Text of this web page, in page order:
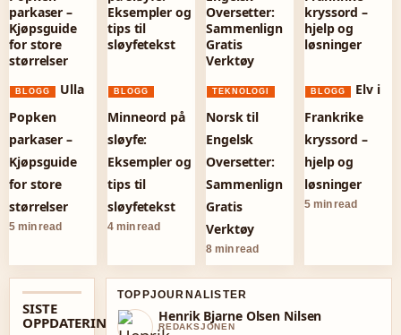
BLOGG
Ulla
Popken
parkaser –
Kjøpsguide
for store
størrelser
5 min read
BLOGG
Minneord på
sløyfe:
Eksempler og
tips til
sløyfetekst
4 min read
TEKNOLOGI
Norsk til
Engelsk
Oversetter:
Sammenlign
Gratis
Verktøy
8 min read
BLOGG
Elv i
Frankrike
kryssord –
hjelp og
løsninger
5 min read
SISTE
OPPDATERINGER
TOPPJOURNALISTER
Henrik Bjarne Olsen Nilsen
REDAKSJONEN